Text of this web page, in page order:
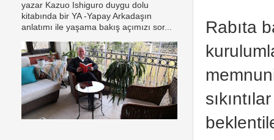
Rabıta
yazar Kazuo Ishiguro duygu dolu
kitabında bir YA -Yapay Arkadaşın
anlatımı ile yaşama bakış açımızı sor...